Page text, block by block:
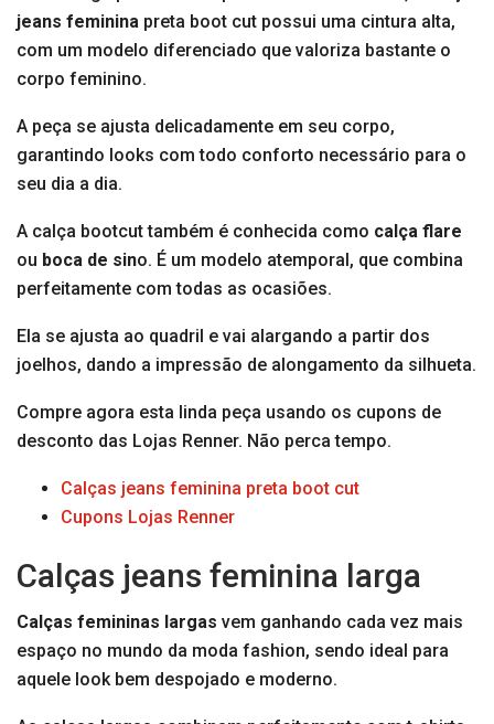
jeans feminina preta boot cut possui uma cintura alta,
com um modelo diferenciado que valoriza bastante o
corpo feminino.
A peça se ajusta delicadamente em seu corpo,
garantindo looks com todo conforto necessário para o
seu dia a dia.
A calça bootcut também é conhecida como calça flare
ou boca de sino. É um modelo atemporal, que combina
perfeitamente com todas as ocasiões.
Ela se ajusta ao quadril e vai alargando a partir dos
joelhos, dando a impressão de alongamento da silhueta.
Compre agora esta linda peça usando os cupons de
desconto das Lojas Renner. Não perca tempo.
Calças jeans feminina preta boot cut
Cupons Lojas Renner
Calças jeans feminina larga
Calças femininas largas vem ganhando cada vez mais
espaço no mundo da moda fashion, sendo ideal para
aquele look bem despojado e moderno.